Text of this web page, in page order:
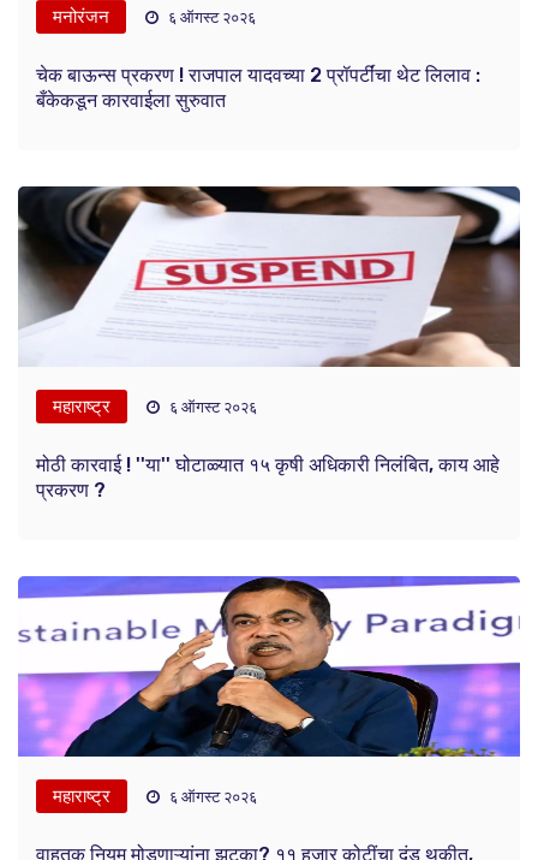
मनोरंजन ६ ऑगस्ट २०२६
चेक बाऊन्स प्रकरण ! राजपाल यादवच्या 2 प्रॉपर्टींचा थेट लिलाव :
बँकेकडून कारवाईला सुरुवात
महाराष्ट्र ६ ऑगस्ट २०२६
मोठी कारवाई ! ''या'' घोटाळ्यात १५ कृषी अधिकारी निलंबित, काय आहे
प्रकरण ?
महाराष्ट्र ६ ऑगस्ट २०२६
वाहतूक नियम मोडणाऱ्यांना झटका? ११ हजार कोटींचा दंड थकीत,